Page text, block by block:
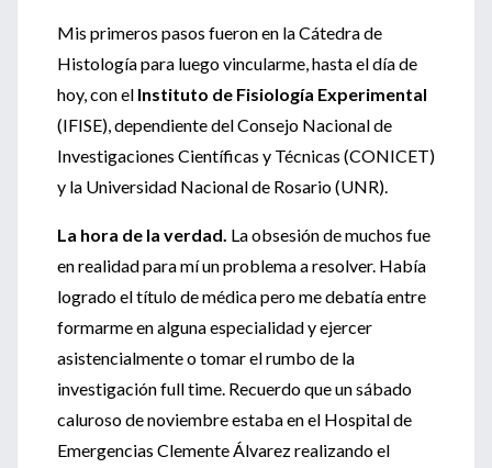
Mis primeros pasos fueron en la Cátedra de
Histología para luego vincularme, hasta el día de
hoy, con el Instituto de Fisiología Experimental
(IFISE), dependiente del Consejo Nacional de
Investigaciones Científicas y Técnicas (CONICET)
y la Universidad Nacional de Rosario (UNR).
La hora de la verdad. La obsesión de muchos fue
en realidad para mí un problema a resolver. Había
logrado el título de médica pero me debatía entre
formarme en alguna especialidad y ejercer
asistencialmente o tomar el rumbo de la
investigación full time. Recuerdo que un sábado
caluroso de noviembre estaba en el Hospital de
Emergencias Clemente Álvarez realizando el